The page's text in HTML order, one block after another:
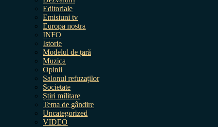
Editoriale
Emisiuni tv
Europa nostra
INFO
Istorie
Modelul de țară
Muzica
Opinii
Salonul refuzaților
Societate
Știri militare
Tema de gândire
Uncategorized
VIDEO